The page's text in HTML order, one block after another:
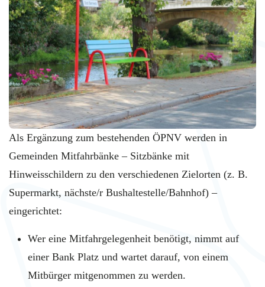
Als Ergänzung zum bestehenden ÖPNV werden in
Gemeinden Mitfahrbänke – Sitzbänke mit
Hinweisschildern zu den verschiedenen Zielorten (z. B.
Supermarkt, nächste/r Bushaltestelle/Bahnhof) –
eingerichtet:
Wer eine Mitfahrgelegenheit benötigt, nimmt auf
einer Bank Platz und wartet darauf, von einem
Mitbürger mitgenommen zu werden.